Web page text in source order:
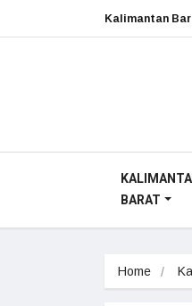
Kalimantan
BARAT
Home